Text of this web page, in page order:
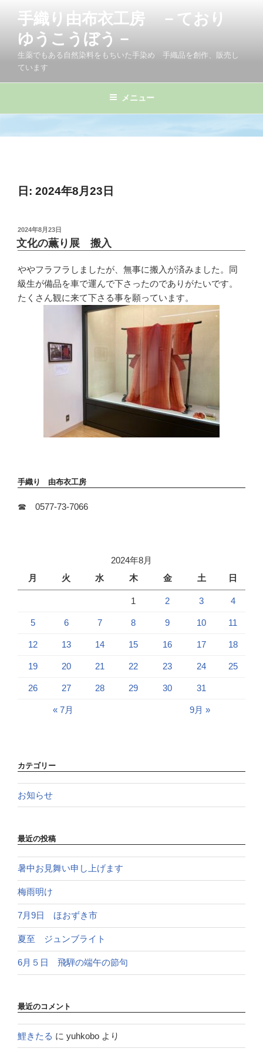
手織り由布衣工房 －ており
ゆうこうぼう－
生薬でもある自然染料をもちいた手染め 手織品を創作、販売し
ています
メニュー
日: 2024年8月23日
投
稿
日:
2024年8月23日
文化の薫り展 搬入
ややフラフラしましたが、無事に搬入が済みました。同
級生が備品を車で運んで下さったのでありがたいです。
たくさん観に来て下さる事を願っています。
手織り 由布衣工房
☎ 0577-73-7066
2024年8月
月
火 水 木 金 土 日
1 2 3 4
5 6 7 8 9 10 11
12 13 14 15 16 17 18
19 20 21 22 23 24 25
26 27 28 29 30 31
« 7月 9月 »
カテゴリー
お知らせ
最近の投稿
暑中お見舞い申し上げます
梅雨明け
7月9日 ほおずき市
夏至 ジュンブライト
6月５日 飛騨の端午の節句
最近のコメント
鯉きたる に yuhkobo より